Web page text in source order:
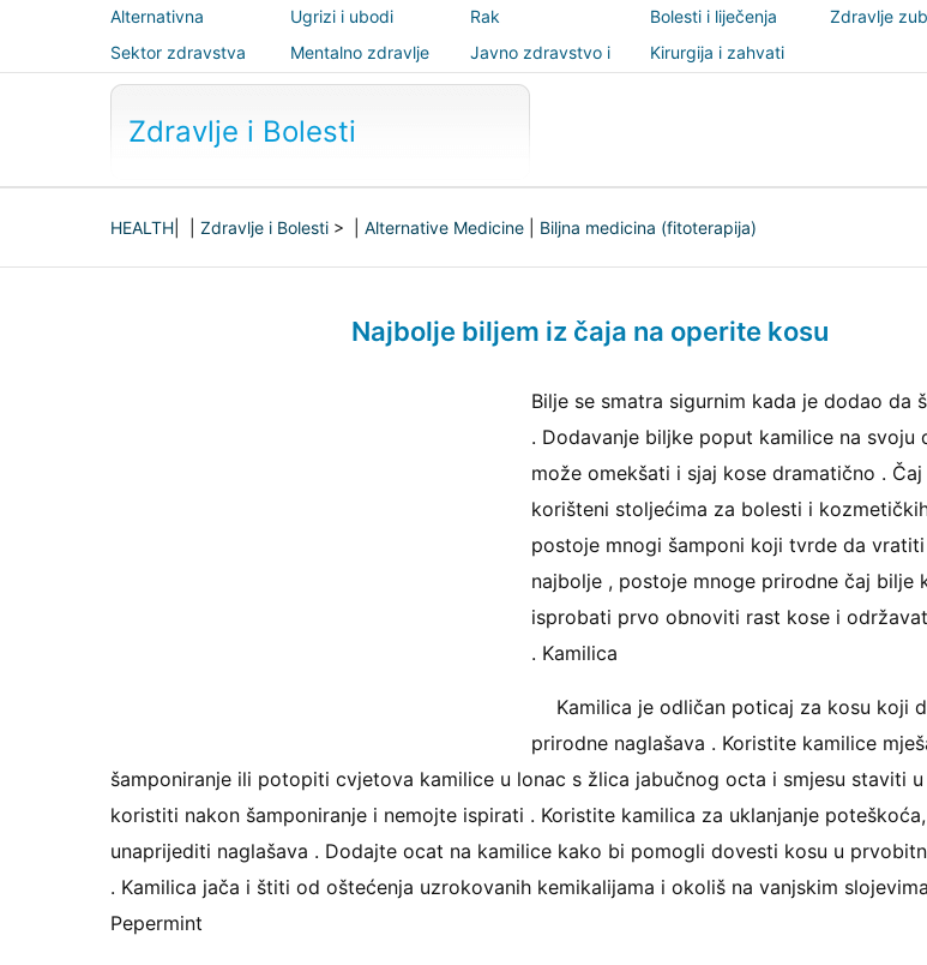
Alternativna
medicina
Ugrizi i ubodi Rak Bolesti i liječenja
Zdravlje
Sektor zdravstva
Mentalno zdravlje
Javno zdravstvo i
sigurnost
Kirurgija i zahvati
Zdravlje i Bolesti
HEALTH Zdravlje i Bolesti > | Alternative Medicine Biljna medicina (fitoterapija)
Najbolje biljem iz čaja na operite kosu
Bilje se smatra sigurnim kada je dodao da
. Dodavanje biljke poput kamilice na svoju
može omekšati i sjaj kose dramatično . Čaj
korišteni stoljećima za bolesti i
postoje mnogi šamponi koji tvrde da
najbolje , postoje mnoge prirodne čaj bilje
isprobati prvo obnoviti rast kose i
. Kamilica
Kamilica je odličan poticaj za kosu koji
prirodne naglašava . Koristite kamilice
šamponiranje ili potopiti cvjetova kamilice u lonac s žlica jabučnog octa i smjesu staviti
koristiti nakon šamponiranje i nemojte ispirati . Koristite kamilica za uklanjanje
unaprijediti naglašava . Dodajte ocat na kamilice kako bi pomogli dovesti kosu u
. Kamilica jača i štiti od oštećenja uzrokovanih kemikalijama i okoliš na vanjskim
Pepermint